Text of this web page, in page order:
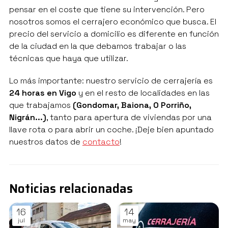
pensar en el coste que tiene su intervención. Pero
nosotros somos el cerrajero económico que busca. El
precio del servicio a domicilio es diferente en función
de la ciudad en la que debamos trabajar o las
técnicas que haya que utilizar.
Lo más importante: nuestro servicio de cerrajería es
24 horas en Vigo y en el resto de localidades en las
que trabajamos (Gondomar, Baiona, O Porriño,
Nigrán...), tanto para apertura de viviendas por una
llave rota o para abrir un coche. ¡Deje bien apuntado
nuestros datos de contacto!
Noticias relacionadas
16
jul
14
may